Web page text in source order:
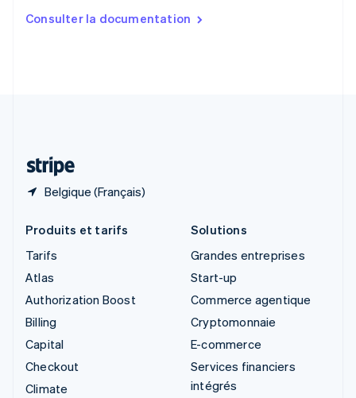
Consulter la documentation
Belgique (Français)
English
Produits et tarifs
Tarifs
Atlas
Authorization Boost
Billing
Capital
Checkout
Climate
Solutions
Grandes entreprises
Start-up
Commerce agentique
Cryptomonnaie
E-commerce
Services financiers
intégrés